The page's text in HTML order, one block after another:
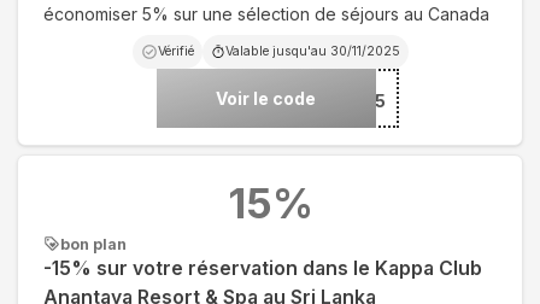
économiser 5% sur une sélection de séjours au Canada
Vérifié Valable jusqu'au 30/11/2025
Voir le code***ADA5
bon plan
-15% sur votre réservation dans le Kappa Club
Anantaya Resort & Spa au Sri Lanka
15%